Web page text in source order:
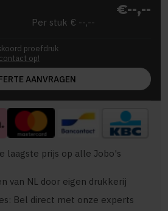
€--,--
Per stuk € --,--
proefdruk
op!
AANVRAGEN
laagste prijs op alle Jobo's
van NL door eigen drukkerij
Bel direct met onze experts